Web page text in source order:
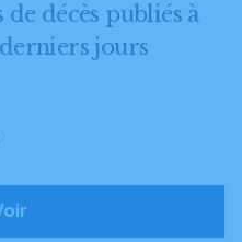
décès publiés à
derniers jours